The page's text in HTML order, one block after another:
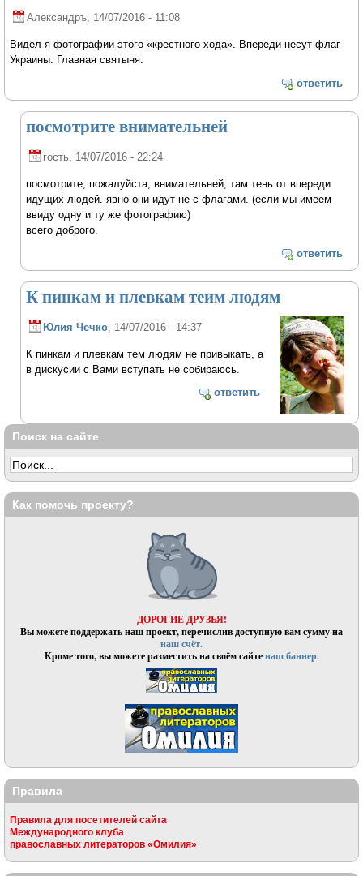
Александръ, 14/07/2016 - 11:08
Видел я фотографии этого «крестного хода». Впереди несут флаг
Украины. Главная святыня.
ответить
посмотрите внимательней
гость, 14/07/2016 - 22:24
посмотрите, пожалуйста, внимательней, там тень от впереди
идущих людей. явно они идут не с флагами. (если мы имеем
ввиду одну и ту же фотографию)
всего доброго.
ответить
К пинкам и плевкам теим людям
Юлия Чечко , 14/07/2016 - 14:37
К пинкам и плевкам тем людям не привыкать, а
в дискусии с Вами вступать не собираюсь.
ответить
Поиск на сайте
Как помочь проекту?
ДОРОГИЕ ДРУЗЬЯ!
Вы можете поддержать наш проект, перечислив доступную вам сумму на
наш счёт.
Кроме того, вы можете разместить на своём сайтенаш баннер.
Правила
Правила для посетителей сайта
Международного клуба
православных литераторов «Омилия»